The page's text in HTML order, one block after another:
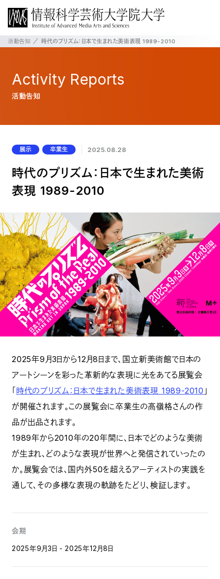
活動告知 時代のプリズム：日本で生まれた美術表現 1989-2010
Activity Reports
活動告知
展示 卒業生 2025.08.28
時代のプリズム：日本で生まれた美術
表現 1989-2010
2025年9月3日から12月8日まで、国立新美術館で日本の
アートシーンを彩った革新的な表現に光をあてる展覧会
「 時代のプリズム：日本で生まれた美術表現 1989-2010 」
が開催されます。この展覧会に卒業生の高嶺格さんの作
品が出品されます。
1989年から2010年の20年間に、日本でどのような美術
が生まれ、どのような表現が世界へと発信されていったの
か。展覧会では、国内外50を超えるアーティストの実践を
通して、その多様な表現の軌跡をたどり、検証します。
会期
2025年9月3日 - 2025年12月8日